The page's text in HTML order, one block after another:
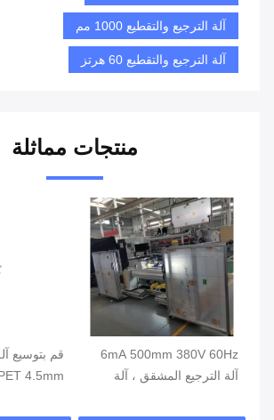
آلة الترجيع والتقطيع 1000 مم
آلة الترجيع والتقطيع 60 هرتز
منتجات مماثلة
6mA 500mm 380V 60Hz
آلة الترجيع المشقق ، آلة
قم بتوسيع
4.5mm